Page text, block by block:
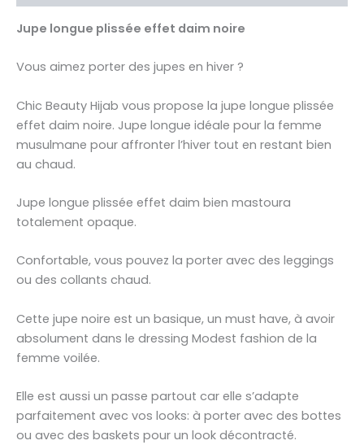
Jupe longue plissée effet daim noire
Vous aimez porter des jupes en hiver ?
Chic Beauty Hijab vous propose la jupe longue plissée
effet daim noire. Jupe longue idéale pour la femme
musulmane pour affronter l’hiver tout en restant bien
au chaud.
Jupe longue plissée effet daim bien mastoura
totalement opaque.
Confortable, vous pouvez la porter avec des leggings
ou des collants chaud.
Cette jupe noire est un basique, un must have, à avoir
absolument dans le dressing Modest fashion de la
femme voilée.
Elle est aussi un passe partout car elle s’adapte
parfaitement avec vos looks: à porter avec des bottes
ou avec des baskets pour un look décontracté.